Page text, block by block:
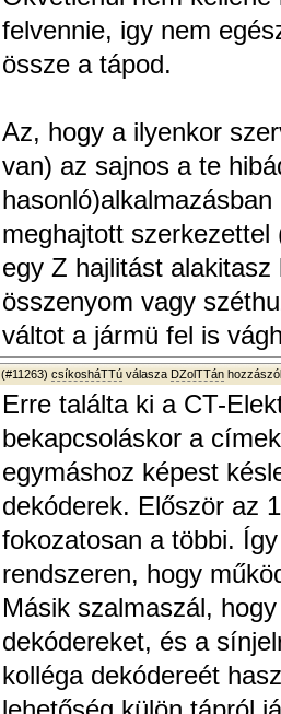
felvennie, igy nem
össze a tápod.
Az, hogy a ilyenkor
van) az sajnos a te
meghajtott
egy Z hajlitást
összenyom vagy
váltot a jármü fel is
(#11263) csíkosháTTú válasza DZolTTán
Erre találta ki a CT-
bekapcsoláskor a
egymáshoz képest
dekóderek. Először az
fokozatosan a többi.
rendszeren, hogy
Másik szalmaszál,
dekódereket, és a
kolléga dekódereét